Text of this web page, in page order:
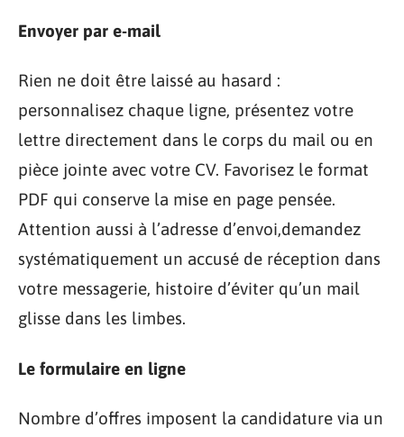
Envoyer par e-mail
Rien ne doit être laissé au hasard :
personnalisez chaque ligne, présentez votre
lettre directement dans le corps du mail ou en
pièce jointe avec votre CV. Favorisez le format
PDF qui conserve la mise en page pensée.
Attention aussi à l’adresse d’envoi,demandez
systématiquement un accusé de réception dans
votre messagerie, histoire d’éviter qu’un mail
glisse dans les limbes.
Le formulaire en ligne
Nombre d’offres imposent la candidature via un